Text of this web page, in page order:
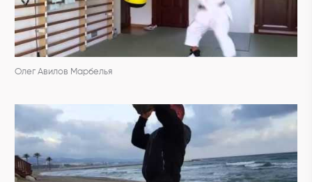
Олег Авилов Марбелья